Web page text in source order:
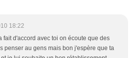
18:22
fait d'accord avec toi on écoute que des
penser au gens mais bon j'espère que ta